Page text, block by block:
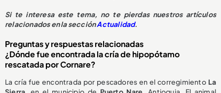
Si te interesa este tema, no te pierdas nuestros artículos
relacionados en la secciónActualidad.
Preguntas y respuestas relacionadas
¿Dónde fue encontrada la cría de hipopótamo
rescatada por Cornare?
La cría fue encontrada por pescadores en el corregimiento La